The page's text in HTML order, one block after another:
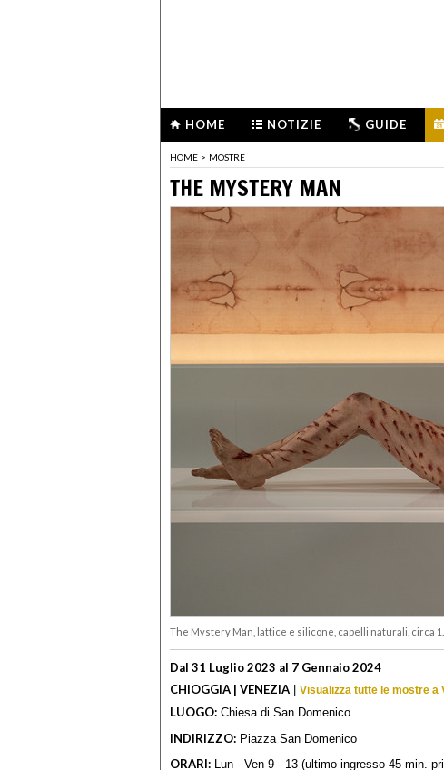
HOME NOTIZIE GUIDE
HOME > MOSTRE
THE MYSTERY MAN
The Mystery Man, lattice e silicone, capelli naturali, circa
Dal 31 Luglio 2023 al 7 Gennaio 2024
CHIOGGIA | VENEZIA | Visualizza tutte le mostre a
LUOGO: Chiesa di San Domenico
INDIRIZZO: Piazza San Domenico
ORARI: Lun - Ven 9 - 13 (ultimo ingresso 45 min.